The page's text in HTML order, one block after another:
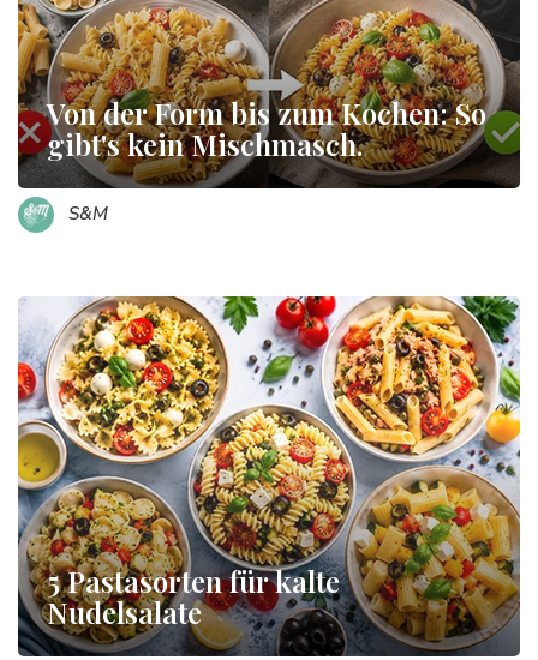
Von der Form bis zum Kochen: So
gibt's kein Mischmasch.
S&M
5 Pastasorten für kalte
Nudelsalate